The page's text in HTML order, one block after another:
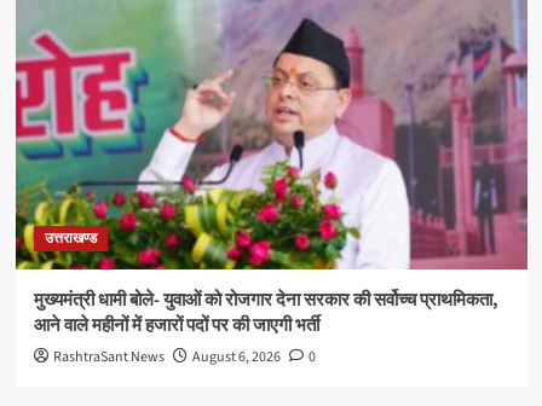
उत्तराखण्ड
मुख्यमंत्री धामी बोले- युवाओं को रोजगार देना सरकार की सर्वोच्च प्राथमिकता,
आने वाले महीनों में हजारों पदों पर की जाएगी भर्ती
RashtraSant News August 6, 2026 0